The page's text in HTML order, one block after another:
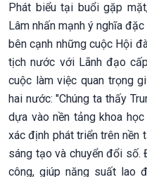
Phát biểu tại buổi gặp
Lâm nhấn mạnh ý nghĩa
bên cạnh những cuộc Hội
tịch nước với Lãnh đạo
cuộc làm việc quan trọng
hai nước: "Chúng ta thấy
dựa vào nền tảng khoa
xác định phát triển trên nền
sáng tạo và chuyển đổi số.
công, giúp năng suất lao